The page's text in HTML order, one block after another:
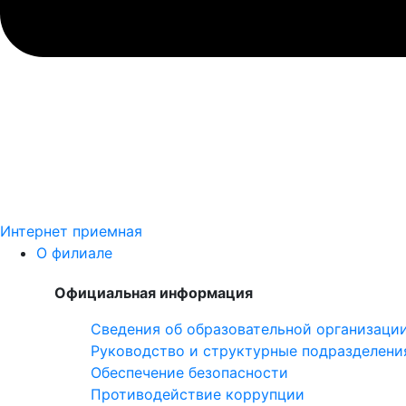
Интернет приемная
О филиале
Официальная информация
Сведения об образовательной
Руководство и структурные
Обеспечение безопасности
Противодействие коррупции